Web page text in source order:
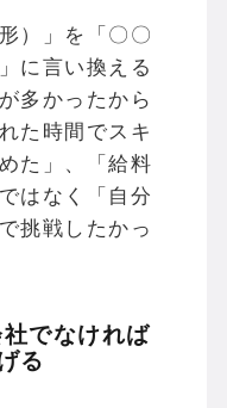
）」を「〇〇
に言い換える
多かったから
た時間でスキ
た」、「給料
はなく「自分
挑戦したかっ
でなければ
る